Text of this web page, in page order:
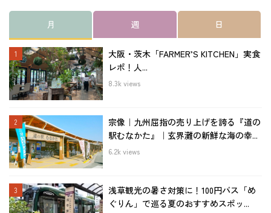
月 週 日
大阪・茨木「FARMER’S KITCHEN」実食
レポ！人...
8.3k views
宗像｜九州屈指の売り上げを誇る『道の
駅むなかた』｜玄界灘の新鮮な海の幸...
6.2k views
浅草観光の暑さ対策に！100円バス「め
ぐりん」で巡る夏のおすすめスポッ...